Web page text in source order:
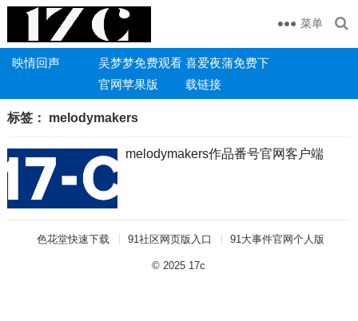
菜单
映情回声
吴梦梦免费观看
官网苹果版
喜爱夜蒲免费下
载链接
标签： melodymakers
melodymakers作品番号官网客户端
色花堂快速下载 91社区网页版入口 91大事件官网个人版
© 2025 17c